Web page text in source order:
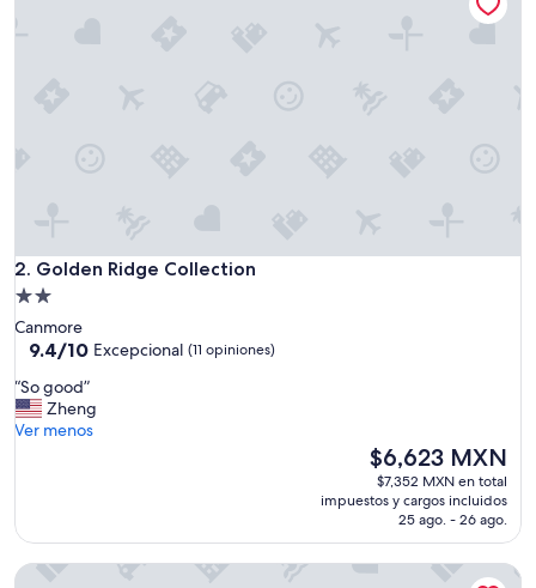
f
a
i
y
”
2. Golden Ridge Collection
Golden Ridge Collection
Propiedad
de
2.0
Canmore
9.4
10,
Excepcional,
(11
9.4/10 Excepcional (11 opiniones)
“
S
o
”
“So good”
Zheng
Ver menos
El
precio
actual
de
$6,623 MXN
$6,623 MXN
$7,352 MXN en total
impuestos y cargos incluidos
25 ago. - 26 ago.
Solara Corner Suite-Pool & Hot Tub & Spa